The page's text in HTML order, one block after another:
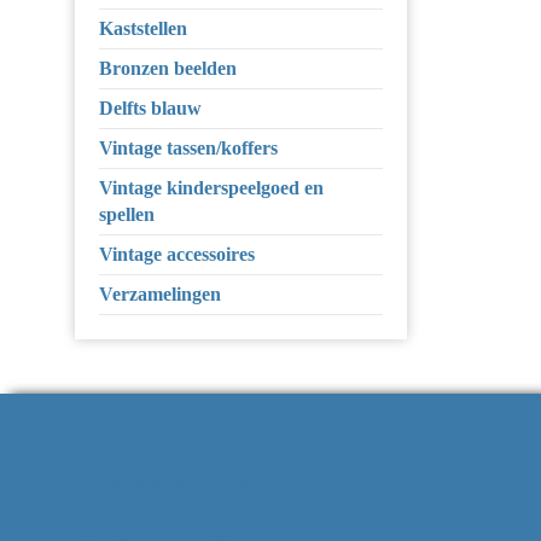
Kaststellen
Bronzen beelden
Delfts blauw
Vintage tassen/koffers
Vintage kinderspeelgoed en
spellen
Vintage accessoires
Verzamelingen